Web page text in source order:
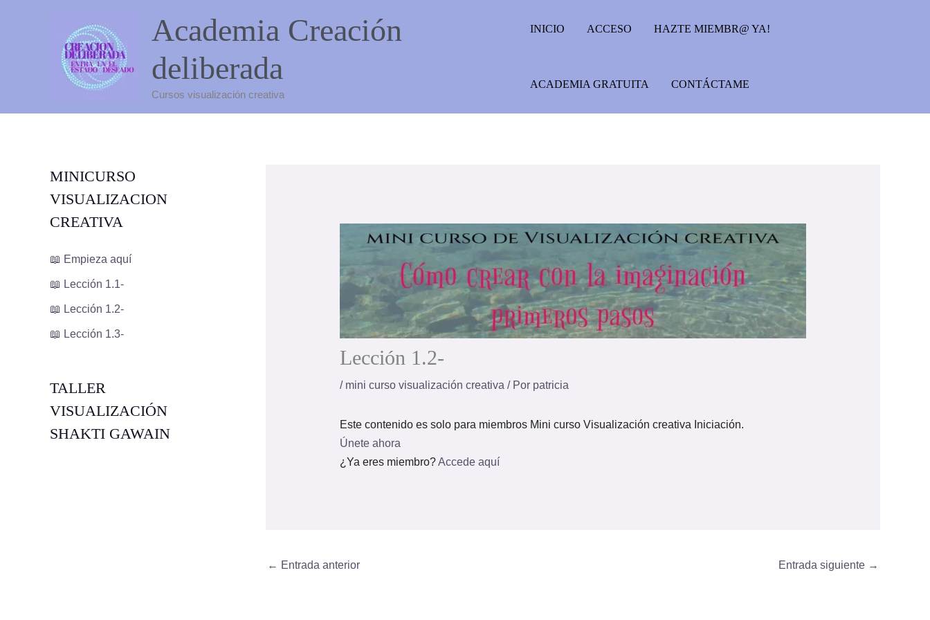
Academia Creación
deliberada
Cursos visualización creativa
INICIO ACCESO HAZTE MIEMBR@ YA!
ACADEMIA GRATUITA CONTÁCTAME
MINICURSO
VISUALIZACION
CREATIVA
📖 Empieza aquí
📖 Lección 1.1-
📖 Lección 1.2-
📖 Lección 1.3-
TALLER
VISUALIZACIÓN
SHAKTI GAWAIN
Lección 1.2-
/ mini curso visualización creativa / Por patricia
Este contenido es solo para miembros Mini curso Visualización creativa Iniciación.
Únete ahora
¿Ya eres miembro?Accede aquí
← Entrada anterior Entrada siguiente →